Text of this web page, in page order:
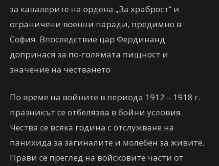
за кавалерите на ордена „За храброст“ и
ограничени военни паради, предимно в
София. Впоследствие цар Фердинанд
допринася за по-голямата пищност и
значение на честването
По време на войните в периода 1912 – 1918 г.
празникът се отбелязва в бойни условия.
Чества се всяка година с отслужване на
панихида за загиналите и молебен за живите.
Прави се преглед на войсковите части от